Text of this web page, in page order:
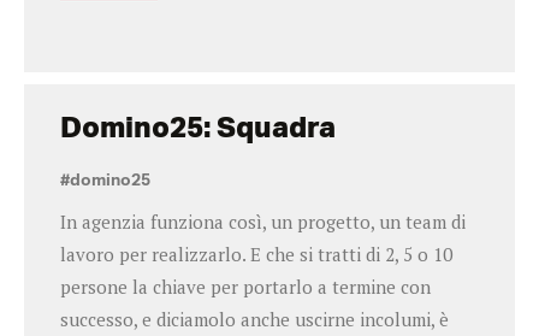
Domino25: Squadra
#domino25
In agenzia funziona così, un progetto, un team di
lavoro per realizzarlo. E che si tratti di 2, 5 o 10
persone la chiave per portarlo a termine con
successo, e diciamolo anche uscirne incolumi, è